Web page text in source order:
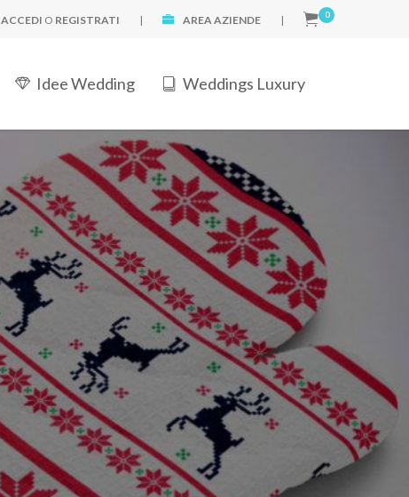
ACCEDI O REGISTRATI | AREA AZIENDE | 0
Idee Wedding Weddings Luxury